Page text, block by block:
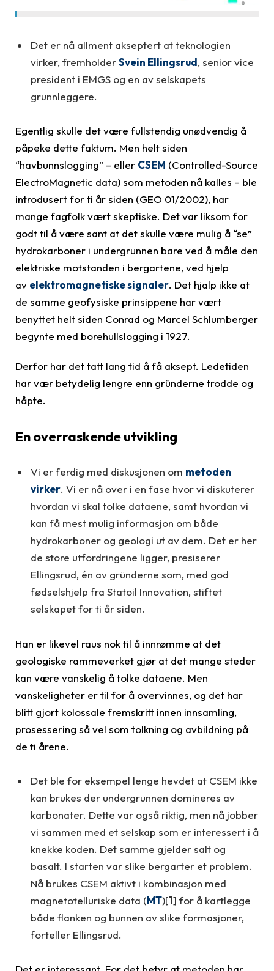
Det er nå allment akseptert at teknologien
virker, fremholderSvein Ellingsrud, senior vice
president i EMGS og en av selskapets
grunnleggere.
Egentlig skulle det være fullstendig unødvendig å
påpeke dette faktum. Men helt siden
“havbunnslogging” – eller CSEM (Controlled-Source
ElectroMagnetic data) som metoden nå kalles – ble
introdusert for ti år siden (GEO 01/2002), har
mange fagfolk vært skeptiske. Det var liksom for
godt til å være sant at det skulle være mulig å “se”
hydrokarboner i undergrunnen bare ved å måle den
elektriske motstanden i bergartene, ved hjelp
av elektromagnetiske signaler. Det hjalp ikke at
de samme geofysiske prinsippene har vært
benyttet helt siden Conrad og Marcel Schlumberger
begynte med borehullslogging i 1927.
Derfor har det tatt lang tid å få aksept. Ledetiden
har vær betydelig lengre enn gründerne trodde og
håpte.
En overraskende utvikling
Vi er ferdig med diskusjonen om metoden
virker. Vi er nå over i en fase hvor vi diskuterer
hvordan vi skal tolke dataene, samt hvordan vi
kan få mest mulig informasjon om både
hydrokarboner og geologi ut av dem. Det er her
de store utfordringene ligger, presiserer
Ellingsrud, én av gründerne som, med god
fødselshjelp fra Statoil Innovation, stiftet
selskapet for ti år siden.
Han er likevel raus nok til å innrømme at det
geologiske rammeverket gjør at det mange steder
kan være vanskelig å tolke dataene. Men
vanskeligheter er til for å overvinnes, og det har
blitt gjort kolossale fremskritt innen innsamling,
prosessering så vel som tolkning og avbildning på
de ti årene.
Det ble for eksempel lenge hevdet at CSEM ikke
kan brukes der undergrunnen domineres av
karbonater. Dette var også riktig, men nå jobber
vi sammen med et selskap som er interessert i å
knekke koden. Det samme gjelder salt og
basalt. I starten var slike bergarter et problem.
Nå brukes CSEM aktivt i kombinasjon med
magnetotelluriske data (MT)[1] for å kartlegge
både flanken og bunnen av slike formasjoner,
forteller Ellingsrud.